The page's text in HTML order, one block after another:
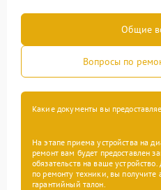
Общие
Вопросы по
Какие документы вы
На этапе приема устройства на
ремонт вам будет предоставлен
обязательств на ваше
по ремонту техники, вы получите
гарантийный талон.